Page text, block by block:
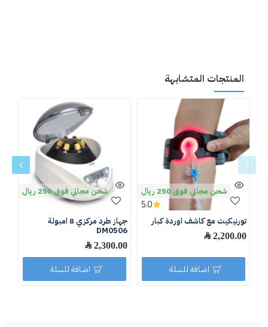
المنتجات المتشابهة
شحن مجاني فوق 250 ريال
تورنيكيت مع كاشف اوردة كبار
2,200.00 ﷼
5.0
اضافة للسلة
شحن مجاني فوق 250 ريال
جهاز طرد مركزي 8 امبولة
DM0506
2,300.00 ﷼
اضافة للسلة